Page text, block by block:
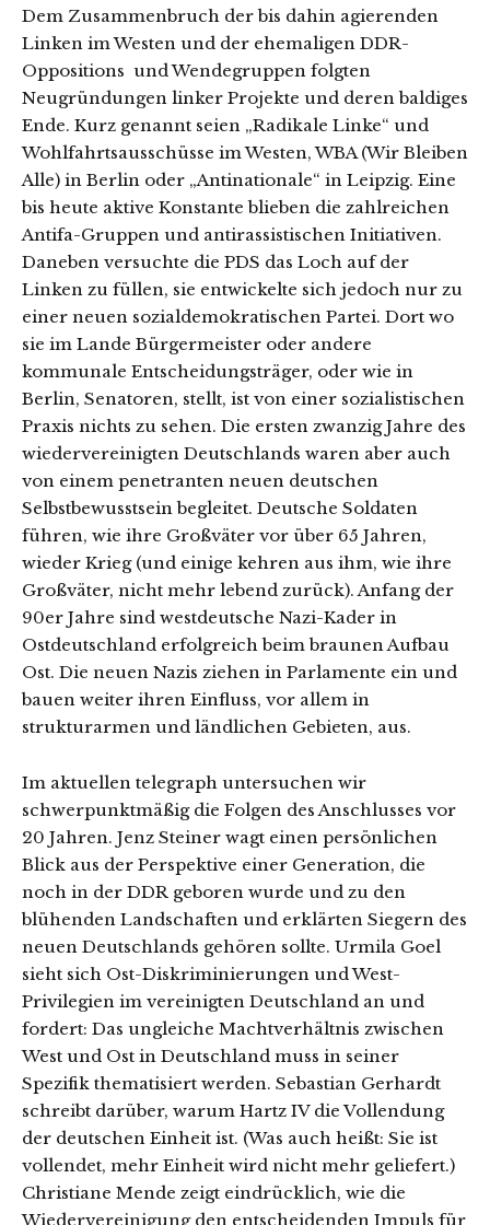
Dem Zusammenbruch der bis dahin agierenden
Linken im Westen und der ehemaligen DDR-
Oppositions und Wendegruppen folgten
Neugründungen linker Projekte und deren baldiges
Ende. Kurz genannt seien „Radikale Linke“ und
Wohlfahrtsausschüsse im Westen, WBA (Wir Bleiben
Alle) in Berlin oder „Antinationale“ in Leipzig. Eine
bis heute aktive Konstante blieben die zahlreichen
Antifa-Gruppen und antirassistischen Initiativen.
Daneben versuchte die PDS das Loch auf der
Linken zu füllen, sie entwickelte sich jedoch nur zu
einer neuen sozialdemokratischen Partei. Dort wo
sie im Lande Bürgermeister oder andere
kommunale Entscheidungsträger, oder wie in
Berlin, Senatoren, stellt, ist von einer sozialistischen
Praxis nichts zu sehen. Die ersten zwanzig Jahre des
wiedervereinigten Deutschlands waren aber auch
von einem penetranten neuen deutschen
Selbstbewusstsein begleitet. Deutsche Soldaten
führen, wie ihre Großväter vor über 65 Jahren,
wieder Krieg (und einige kehren aus ihm, wie ihre
Großväter, nicht mehr lebend zurück). Anfang der
90er Jahre sind westdeutsche Nazi-Kader in
Ostdeutschland erfolgreich beim braunen Aufbau
Ost. Die neuen Nazis ziehen in Parlamente ein und
bauen weiter ihren Einfluss, vor allem in
strukturarmen und ländlichen Gebieten, aus.
Im aktuellen telegraph untersuchen wir
schwerpunktmäßig die Folgen des Anschlusses vor
20 Jahren. Jenz Steiner wagt einen persönlichen
Blick aus der Perspektive einer Generation, die
noch in der DDR geboren wurde und zu den
blühenden Landschaften und erklärten Siegern des
neuen Deutschlands gehören sollte. Urmila Goel
sieht sich Ost-Diskriminierungen und West-
Privilegien im vereinigten Deutschland an und
fordert: Das ungleiche Machtverhältnis zwischen
West und Ost in Deutschland muss in seiner
Spezifik thematisiert werden. Sebastian Gerhardt
schreibt darüber, warum Hartz IV die Vollendung
der deutschen Einheit ist. (Was auch heißt: Sie ist
vollendet, mehr Einheit wird nicht mehr geliefert.)
Christiane Mende zeigt eindrücklich, wie die
Wiedervereinigung den entscheidenden Impuls für